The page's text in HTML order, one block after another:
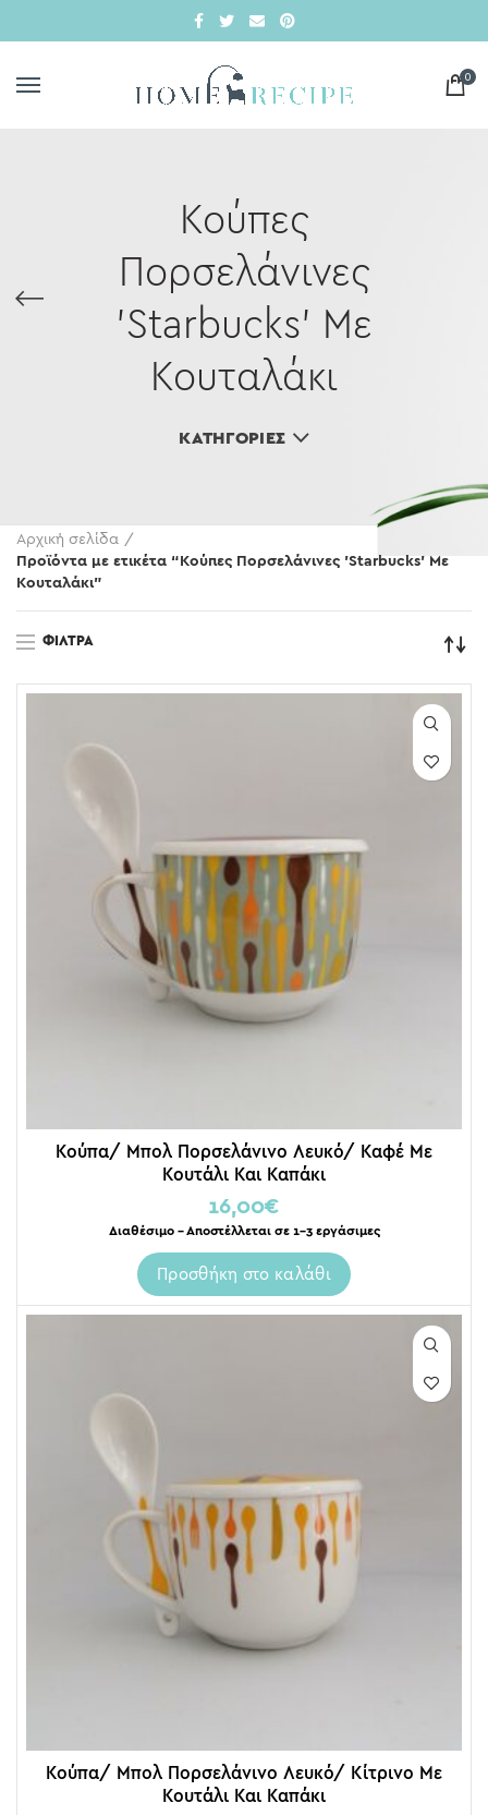
0
Κούπες
Πορσελάνινες
'Starbucks' Με
Κουταλάκι
ΚΑΤΗΓΟΡΊΕΣ
Αρχική σελίδα
Προϊόντα με ετικέτα “Κούπες Πορσελάνινες 'Starbucks' Με
Κουταλάκι”
ΦΊΛΤΡΑ
Κούπα/ Μπολ Πορσελάνινο Λευκό/ Καφέ Με
Κουτάλι Και Καπάκι
16,00€
Διαθέσιμο – Αποστέλλεται σε 1-3 εργάσιμες
Προσθήκη στο καλάθι
Κούπα/ Μπολ Πορσελάνινο Λευκό/ Κίτρινο Με
Κουτάλι Και Καπάκι